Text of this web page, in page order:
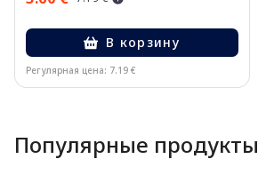
В корзину
Регулярная цена: 7.19 €
Популярные продукты